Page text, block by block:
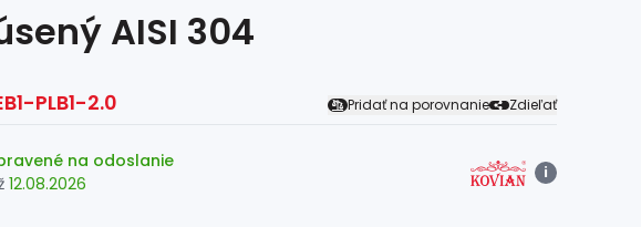
AISI 304
PLB1-2.0 Pridať na porovnanie Zdieľať
na odoslanie
12.08.2026
i